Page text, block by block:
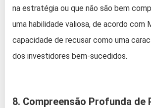
na estratégia ou que não são bem
uma habilidade valiosa, de acordo com
capacidade de recusar como uma
dos investidores bem-sucedidos.
8. Compreensão Profunda de